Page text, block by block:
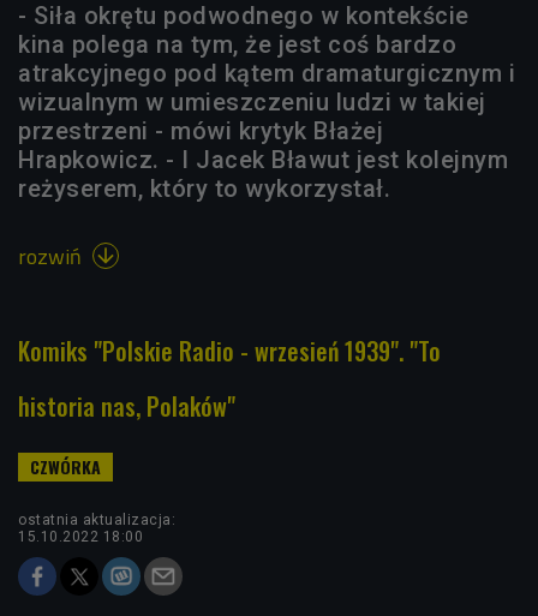
- Siła okrętu podwodnego w kontekście
kina polega na tym, że jest coś bardzo
atrakcyjnego pod kątem dramaturgicznym i
wizualnym w umieszczeniu ludzi w takiej
przestrzeni - mówi krytyk Błażej
Hrapkowicz. - I Jacek Bławut jest kolejnym
reżyserem, który to wykorzystał.
rozwiń 
Komiks "Polskie Radio - wrzesień 1939". "To
historia nas, Polaków"
ostatnia aktualizacja:
15.10.2022 18:00